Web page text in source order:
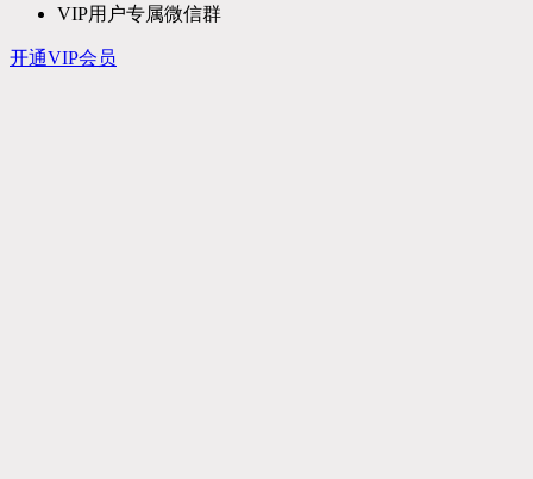
VIP用户专属微信群
开通VIP会员